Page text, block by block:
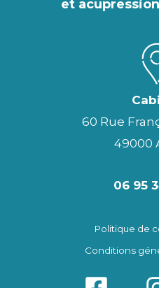
et
60 Rue
49000
06 95
Politique de
Conditions